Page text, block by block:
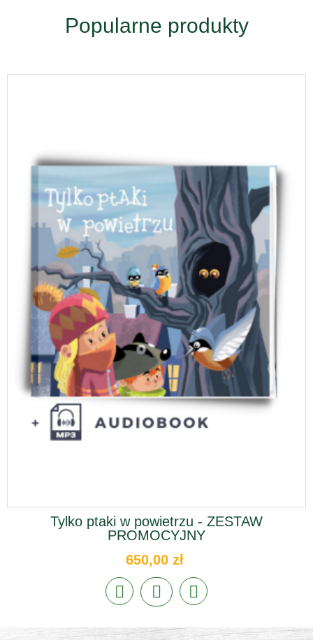
Popularne produkty
Tylko ptaki w powietrzu - ZESTAW
PROMOCYJNY
650,00 zł